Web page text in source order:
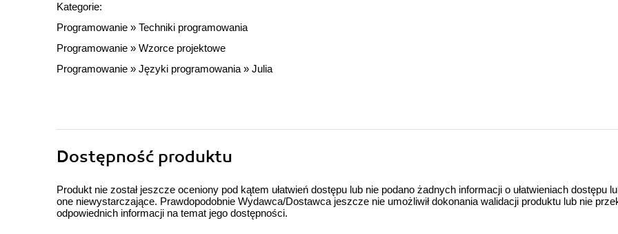
Kategorie:
Programowanie » Techniki programowania
Programowanie » Wzorce projektowe
Programowanie » Języki programowania » Julia
Dostępność produktu
Produkt nie został jeszcze oceniony pod kątem ułatwień dostępu lub nie podano żadnych informacji o ułatwieniach dostępu
one niewystarczające. Prawdopodobnie Wydawca/Dostawca jeszcze nie umożliwił dokonania walidacji produktu lub nie
odpowiednich informacji na temat jego dostępności.